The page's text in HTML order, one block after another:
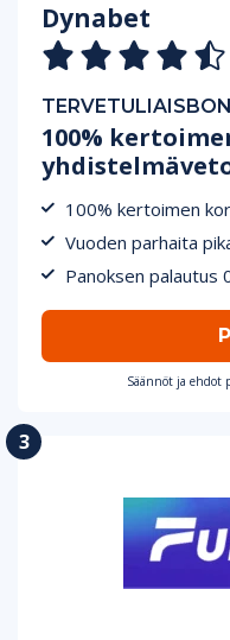
Dynabet
100%
100% kertoimen
Vuoden parhaita
Panoksen palautus
Säännöt ja ehdot